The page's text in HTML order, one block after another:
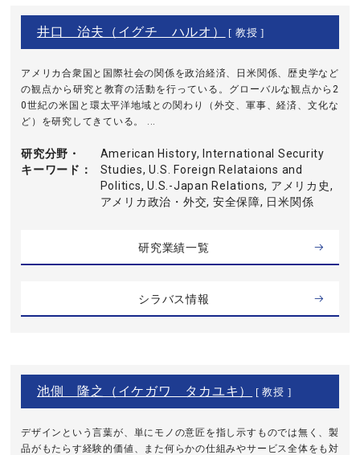
井口 治夫（イグチ ハルオ） [ 教授 ]
アメリカ合衆国と国際社会の関係を政治経済、日米関係、歴史学など
の観点から研究と教育の活動を行っている。グローバルな観点から2
0世紀の米国と環太平洋地域との関わり（外交、軍事、経済、文化な
ど）を研究してきている。 ...
研究分野・
キーワード
American History, International Security
Studies, U.S. Foreign Relataions and
Politics, U.S.-Japan Relations, アメリカ史,
アメリカ政治・外交, 安全保障, 日米関係
研究業績一覧
シラバス情報
池側 隆之（イケガワ タカユキ） [ 教授 ]
デザインという言葉が、単にモノの意匠を指し示すものでは無く、製
品がもたらす経験的価値、また何らかの仕組みやサービス全体をも対